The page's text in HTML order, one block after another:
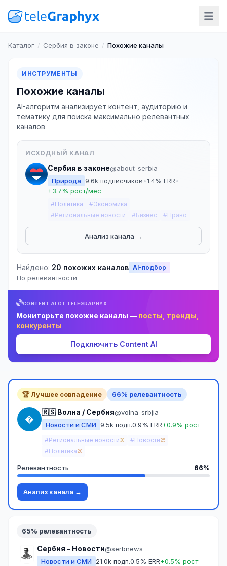
Каталог / Сербия в законе / Похожие каналы
ИНСТРУМЕНТЫ
Похожие каналы
AI-алгоритм анализирует контент, аудиторию и
тематику для поиска максимально релевантных
каналов
ИСХОДНЫЙ КАНАЛ
Сербия в законе@about_serbia
Природа
9.6k подписчиков•1.4% ERR•
+3.7% рост/мес
#Политика
#Экономика
#Региональные новости
#Бизнес #Право
Анализ канала →
Найдено: 20 похожих каналов AI-подбор
По релевантности
CONTENT AI ОТ TELEGRAPHYX
Мониторьте похожие каналы — посты, тренды,
конкуренты
Подключить Content AI
🏆 Лучшее совпадение 66% релевантность
�
🇷🇸 Волна / Сербия@volna_srbjia
Новости и СМИ 9.5k подп.0.9% ERR+0.9% рост
#Региональные новости 30 #Новости 25
#Политика 20
Релевантность 66%
Анализ канала →
65% релевантность
Сербия - Новости@serbnews
Новости и СМИ
21.0k подп.0.5% ERR+0.5% рост